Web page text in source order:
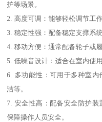
护等场景。
2. 高度可调：能够轻松调节工
3. 稳定性强：配备稳定支撑系
4. 移动方便：通常配备轮子或
5. 低噪音设计：适合在室内使
6. 多功能性：可用于多种室
洁等。
7. 安全性高：配备安全防护装
保障操作人员安全。